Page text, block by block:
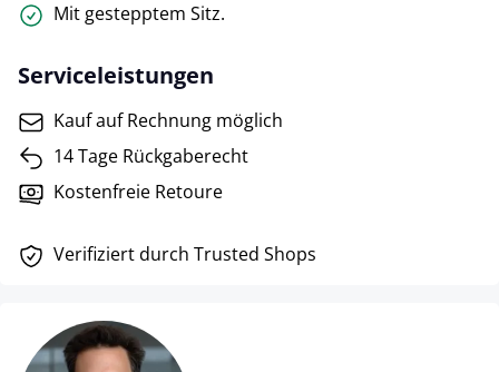
Mit gestepptem Sitz.
Serviceleistungen
Kauf auf Rechnung möglich
14 Tage Rückgaberecht
Kostenfreie Retoure
Verifiziert durch Trusted Shops